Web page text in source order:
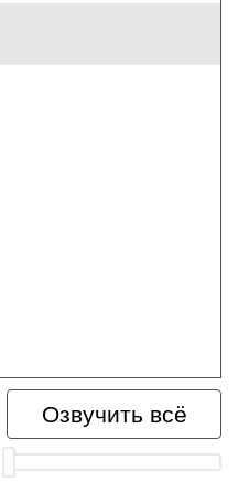
Озвучить всё